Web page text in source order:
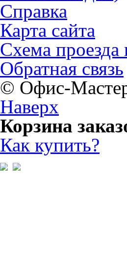
Справка
Карта сайта
Схема проезда
Обратная связь
© Офис-
Наверх
Корзина
Как купить?